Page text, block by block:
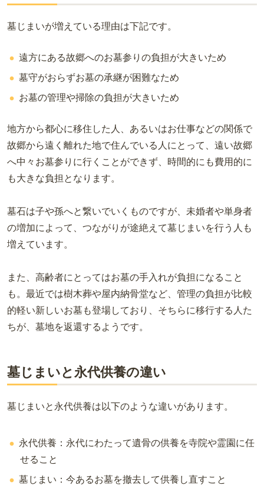
墓じまいが増えている理由は下記です。
遠方にある故郷へのお墓参りの負担が大きいため
墓守がおらずお墓の承継が困難なため
お墓の管理や掃除の負担が大きいため
地方から都心に移住した人、あるいはお仕事などの関係で
故郷から遠く離れた地で住んでいる人にとって、遠い故郷
へ中々お墓参りに行くことができず、時間的にも費用的に
も大きな負担となります。
墓石は子や孫へと繋いでいくものですが、未婚者や単身者
の増加によって、つながりが途絶えて墓じまいを行う人も
増えています。
また、高齢者にとってはお墓の手入れが負担になること
も。最近では樹木葬や屋内納骨堂など、管理の負担が比較
的軽い新しいお墓も登場しており、そちらに移行する人た
ちが、墓地を返還するようです。
墓じまいと永代供養の違い
墓じまいと永代供養は以下のような違いがあります。
永代供養：永代にわたって遺骨の供養を寺院や霊園に任
せること
墓じまい：今あるお墓を撤去して供養し直すこと